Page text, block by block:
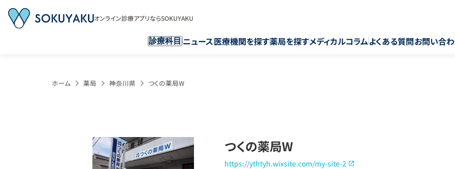
オンライン診療アプリならSOKUYAKU
診療科目 ニュース医療機関を探す薬局を探すメディカルコラムよくある質問お問い合
ホーム 薬局 神奈川県 つくの薬局W
つくの薬局W
https://ythtyh.wixsite.com/my-site-2